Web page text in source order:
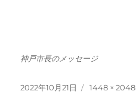
神戸市長のメッセージ
投
2022年10月21日
フ
1448 × 2048